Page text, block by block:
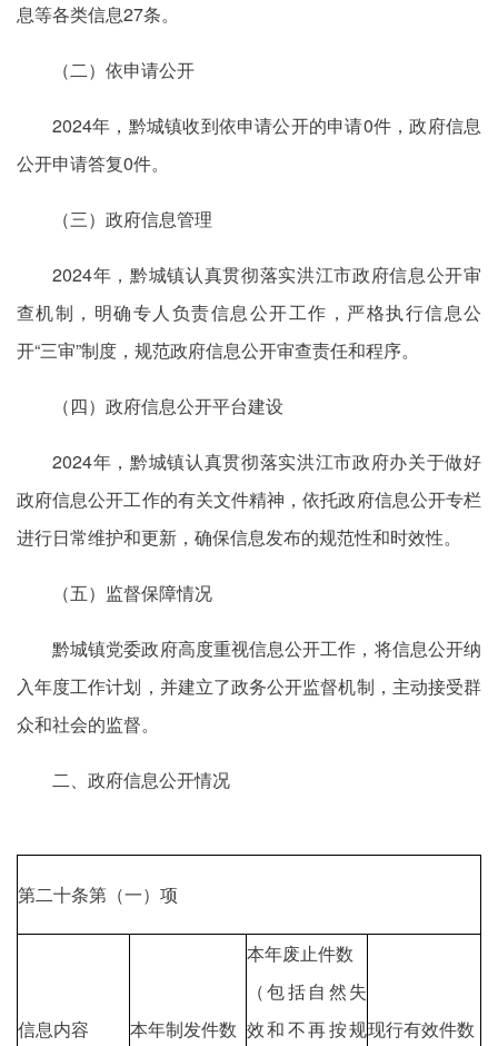
息等各类信息27条。
（二）依申请公开
2024年，黔城镇收到依申请公开的申请0件，政府信息
公开申请答复0件。
（三）政府信息管理
2024年，黔城镇认真贯彻落实洪江市政府信息公开审
查机制，明确专人负责信息公开工作，严格执行信息公
开“三审”制度，规范政府信息公开审查责任和程序。
（四）政府信息公开平台建设
2024年，黔城镇认真贯彻落实洪江市政府办关于做好
政府信息公开工作的有关文件精神，依托政府信息公开专栏
进行日常维护和更新，确保信息发布的规范性和时效性。
（五）监督保障情况
黔城镇党委政府高度重视信息公开工作，将信息公开纳
入年度工作计划，并建立了政务公开监督机制，主动接受群
众和社会的监督。
二、政府信息公开情况
第二十条第（一）项
信息内容 本年制发件数
本年废止件数
（包括自然失
效和不再按规现行有效件数